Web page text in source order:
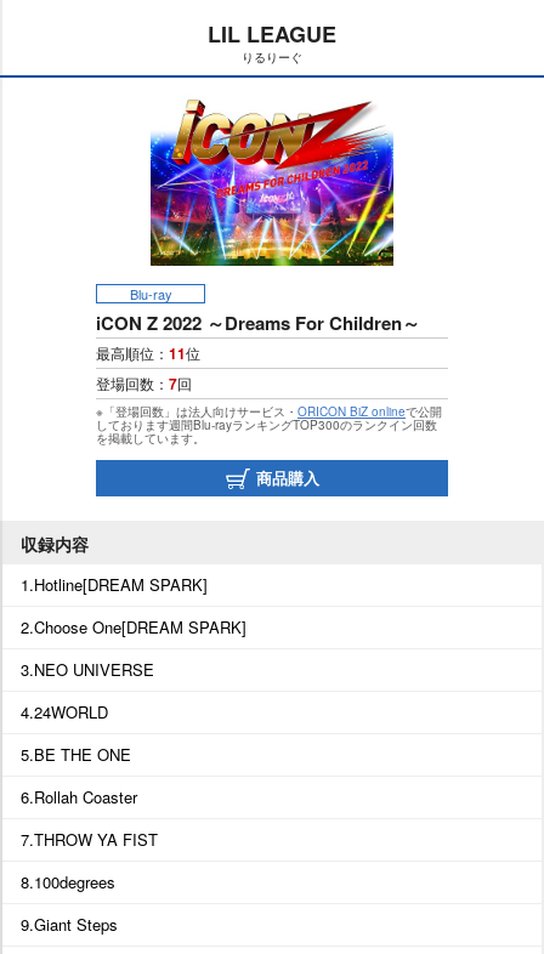
t
LIL LEAGUE
りるりーぐ
Blu-ray
iCON Z 2022 ～Dreams For Children～
最高順位： 11位
登場回数： 7回
※「登場回数」は法人向けサービス・ ORICON BiZ onlineで公開
しております週間Blu-rayランキングTOP300のランクイン回数
を掲載しています。
商品購入
収録内容
1.Hotline[DREAM SPARK]
2.Choose One[DREAM SPARK]
3.NEO UNIVERSE
4.24WORLD
5.BE THE ONE
6.Rollah Coaster
7.THROW YA FIST
8.100degrees
9.Giant Steps